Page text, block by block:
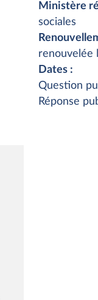
Ministère
sociales
renouvelée
Dates :
Question
Réponse